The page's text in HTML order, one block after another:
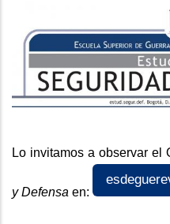
Lo invitamos a observar el
y Defensa en: